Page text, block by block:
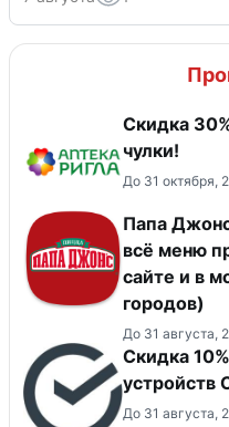
Скидка
чулки!
До 31 октября,
Папа
всё меню
сайте и в
городов)
До 31 августа,
Скидка
устройств
До 31 августа,